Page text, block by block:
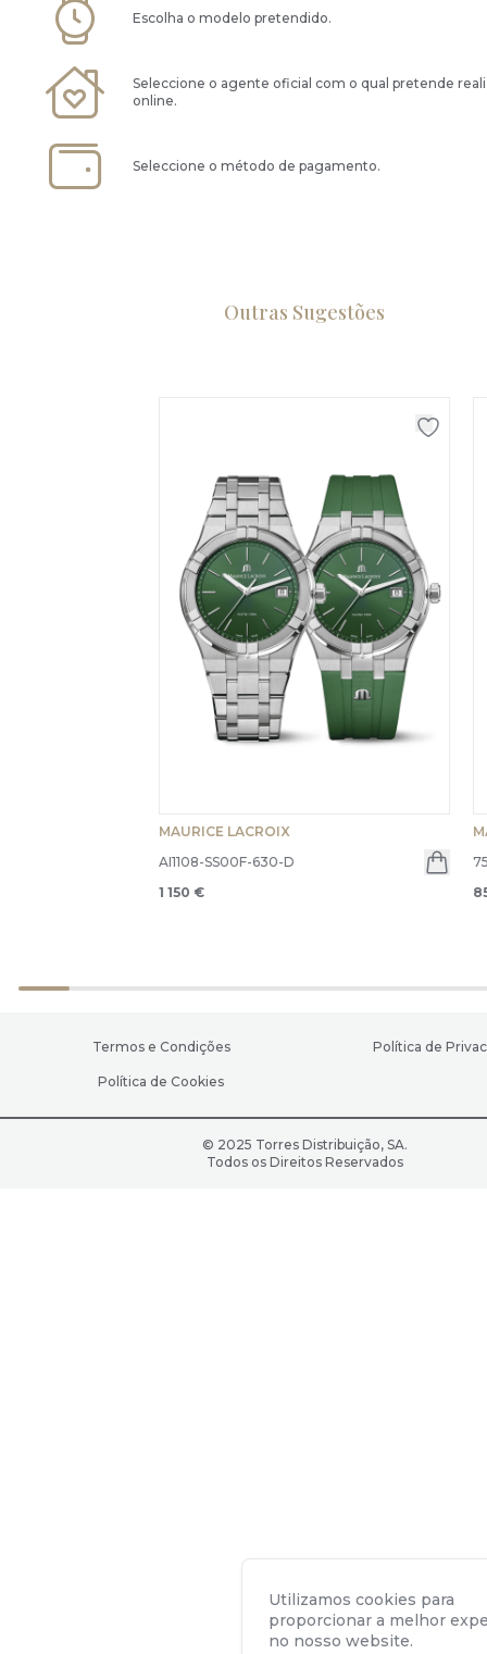
Escolha o modelo pretendido.
Seleccione o agente oficial com o qual pretende
online.
Seleccione o método de pagamento.
Outras Sugestões
MAURICE LACROIX
AI1108-SS00F-630-D
1 150 €
Termos e Condições Política de
Política de Cookies
© 2025 Torres Distribuição, SA.
Todos os Direitos Reservados
Utilizamos cookies para
proporcionar a melhor
no nosso website.